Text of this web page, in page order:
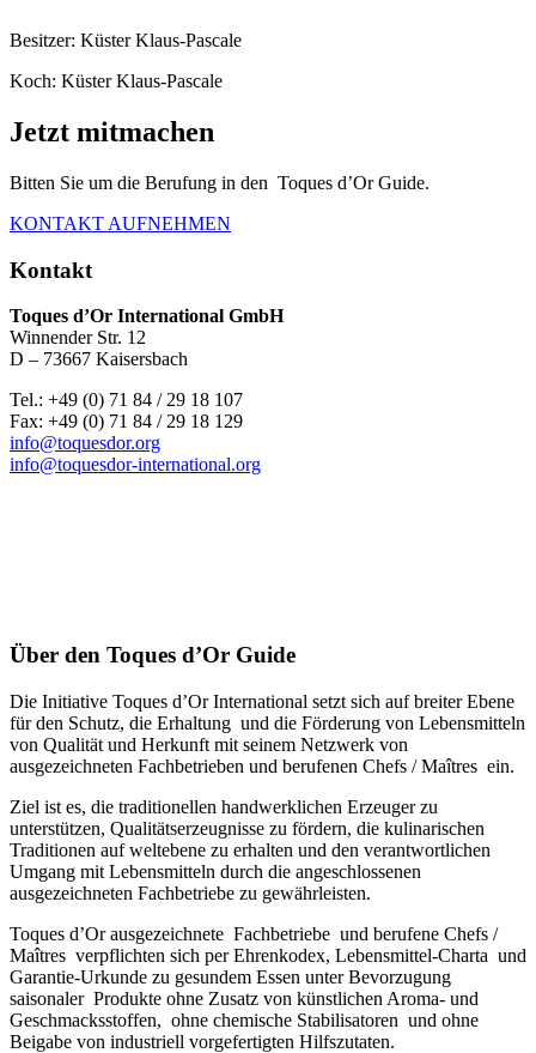
Besitzer: Küster Klaus-Pascale
Koch: Küster Klaus-Pascale
Jetzt mitmachen
Bitten Sie um die Berufung in den Toques d’Or Guide.
KONTAKT AUFNEHMEN
Kontakt
Toques d’Or International GmbH
Winnender Str. 12
D – 73667 Kaisersbach
Tel.: +49 (0) 71 84 / 29 18 107
Fax: +49 (0) 71 84 / 29 18 129
info@toquesdor.org
info@toquesdor-international.org
Über den Toques d’Or Guide
Die Initiative Toques d’Or International setzt sich auf breiter Ebene
für den Schutz, die Erhaltung und die Förderung von Lebensmitteln
von Qualität und Herkunft mit seinem Netzwerk von
ausgezeichneten Fachbetrieben und berufenen Chefs / Maîtres ein.
Ziel ist es, die traditionellen handwerklichen Erzeuger zu
unterstützen, Qualitätserzeugnisse zu fördern, die kulinarischen
Traditionen auf weltebene zu erhalten und den verantwortlichen
Umgang mit Lebensmitteln durch die angeschlossenen
ausgezeichneten Fachbetriebe zu gewährleisten.
Toques d’Or ausgezeichnete Fachbetriebe und berufene Chefs /
Maîtres verpflichten sich per Ehrenkodex, Lebensmittel-Charta und
Garantie-Urkunde zu gesundem Essen unter Bevorzugung
saisonaler Produkte ohne Zusatz von künstlichen Aroma- und
Geschmacksstoffen, ohne chemische Stabilisatoren und ohne
Beigabe von industriell vorgefertigten Hilfszutaten.